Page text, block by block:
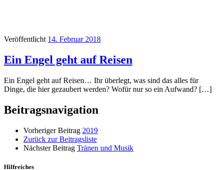
Veröffentlicht 14. Februar 2018
Ein Engel geht auf Reisen
Ein Engel geht auf Reisen… Ihr überlegt, was sind das alles für
Dinge, die hier gezaubert werden? Wofür nur so ein Aufwand? […]
Beitragsnavigation
Vorheriger Beitrag 2019
Zurück zur Beitragsliste
Nächster Beitrag Tränen und Musik
Hilfreiches